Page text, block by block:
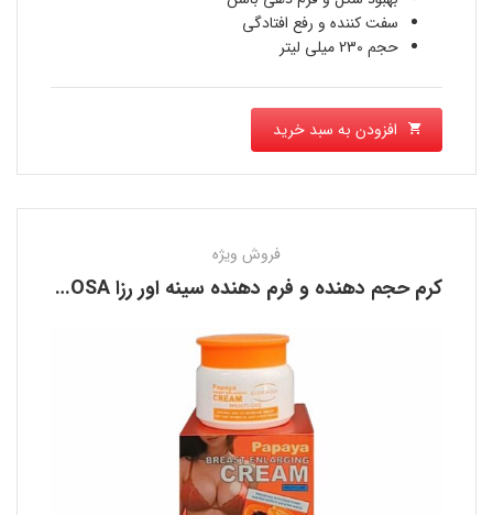
است.سفت کننده و رفع افتادگی
حجم 230 میلی لیتر
افزودن به سبد خرید
فروش ویژه
کرم حجم دهنده و فرم دهنده سینه اور رزا EVER ROSA